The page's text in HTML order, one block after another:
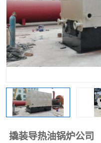
撬装导热油锅炉公司